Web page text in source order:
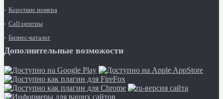
Короткие номера
Call-центры
Бизнес-каталог
Дополнительные возможости